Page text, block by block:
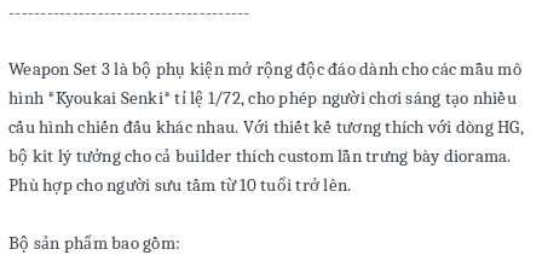
--------------------------------------
Weapon Set 3 là bộ phụ kiện mở rộng độc đáo dành cho các mẫu mô
hình *Kyoukai Senki* tỉ lệ 1/72, cho phép người chơi sáng tạo nhiều
cấu hình chiến đấu khác nhau. Với thiết kế tương thích với dòng HG,
bộ kit lý tưởng cho cả builder thích custom lẫn trưng bày diorama.
Phù hợp cho người sưu tầm từ 10 tuổi trở lên.
Bộ sản phẩm bao gồm: